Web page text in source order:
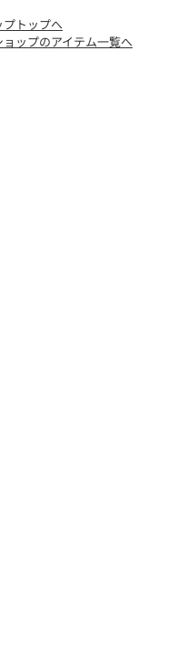
プトップへ
ョップのアイテム一覧へ